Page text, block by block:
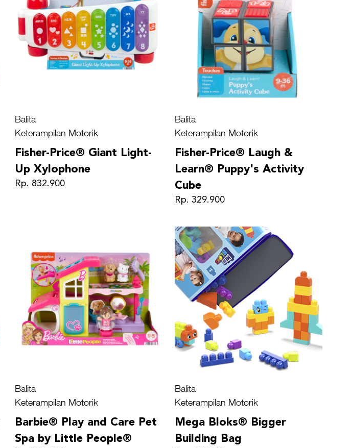
Balita
Keterampilan Motorik
Fisher-Price® Giant Light-
Up Xylophone
Rp. 832.900
Balita
Keterampilan Motorik
Fisher-Price® Laugh &
Learn® Puppy's Activity
Cube
Rp. 329.900
Balita
Keterampilan Motorik
Barbie® Play and Care Pet
Spa by Little People®
Balita
Keterampilan Motorik
Mega Bloks® Bigger
Building Bag